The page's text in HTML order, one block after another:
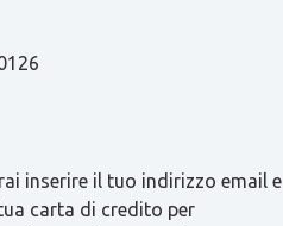
inserire il tuo indirizzo email e
carta di credito per